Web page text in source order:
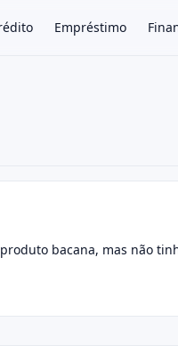
Empréstimo
bacana, mas não